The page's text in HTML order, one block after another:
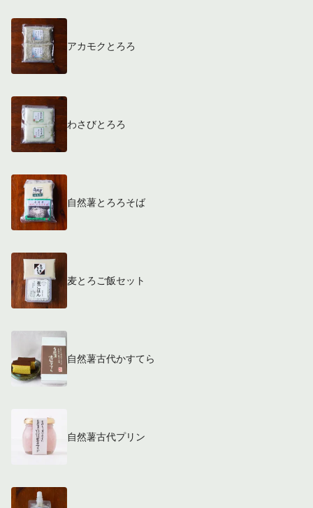
アカモクとろろ
わさびとろろ
自然薯とろろそば
麦とろご飯セット
自然薯古代かすてら
自然薯古代プリン